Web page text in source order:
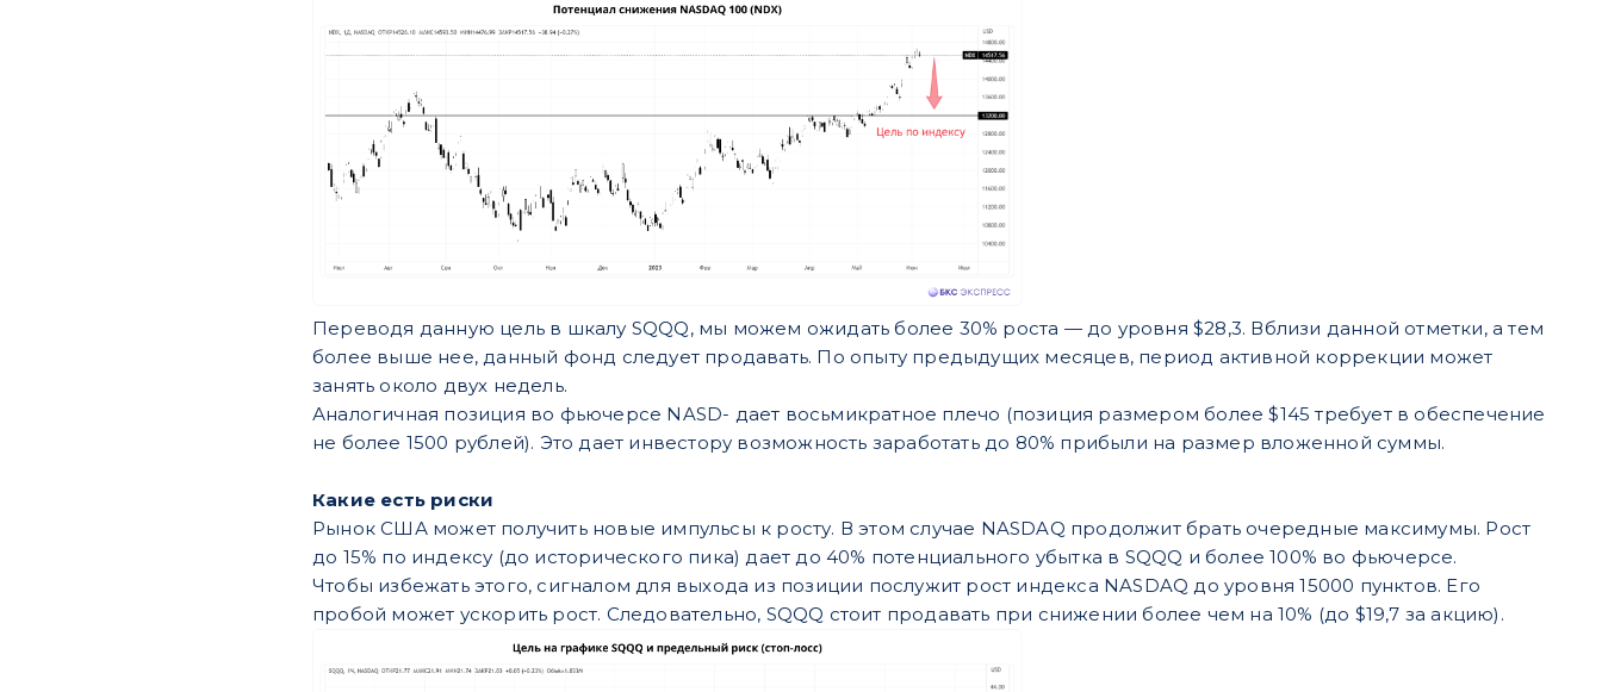
Переводя данную цель в шкалу SQQQ, мы можем ожидать более 30% роста — до уровня $28,3. Вблизи данной отметки, а тем
более выше нее, данный фонд следует продавать. По опыту предыдущих месяцев, период активной коррекции может
занять около двух недель.
Аналогичная позиция во фьючерсе NASD- дает восьмикратное плечо (позиция размером более $145 требует в обеспечение
не более 1500 рублей). Это дает инвестору возможность заработать до 80% прибыли на размер вложенной суммы.
Какие есть риски
Рынок США может получить новые импульсы к росту. В этом случае NASDAQ продолжит брать очередные максимумы. Рост
до 15% по индексу (до исторического пика) дает до 40% потенциального убытка в SQQQ и более 100% во фьючерсе.
Чтобы избежать этого, сигналом для выхода из позиции послужит рост индекса NASDAQ до уровня 15000 пунктов. Его
пробой может ускорить рост. Следовательно, SQQQ стоит продавать при снижении более чем на 10% (до $19,7 за акцию).